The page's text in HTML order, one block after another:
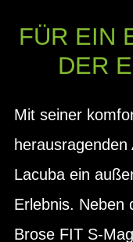
FÜR EIN
DER
Mit seiner
Lacuba ein
Erlebnis. Neben
Brose FIT S-